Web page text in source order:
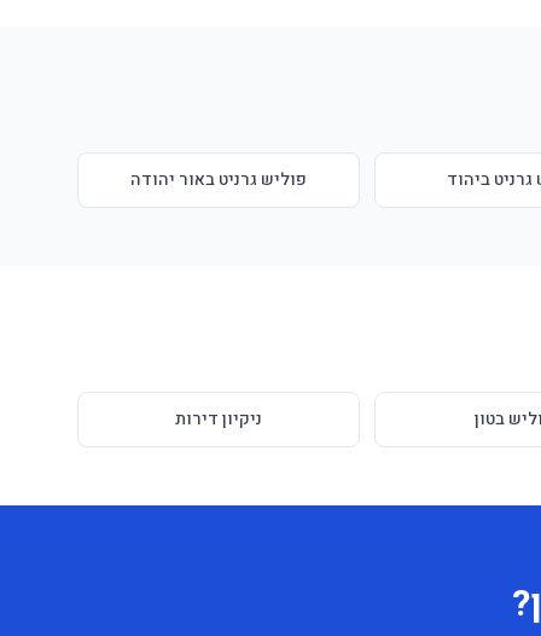
ביהוד פוליש גרניט באור יהודה
בטון ניקיון דירות